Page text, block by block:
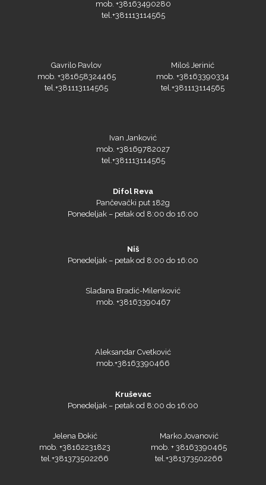
mob. +38163490280
tel.+381113114565
Gavrilo Pavlov
mob. +381658324465
tel.+381113114565
Miloš Jerinić
mob. +38163390334
tel.+381113114565
Ivan Janković
mob. +38169782027
tel.+381113114565
Difol Reva
Pančevački put 182g
Ponedeljak – petak od 8:00 do 16:00
Niš
Ponedeljak – petak od 8:00 do 16:00
Slađana Bradić-Milenković
mob. +38163390467
Aleksandar Cvetković
mob.+38163390466
Kruševac
Ponedeljak – petak od 8:00 do 16:00
Jelena Đokić
mob. +38162231823
tel.+381373502266
Marko Jovanović
mob. + 38163390465
tel.+381373502266